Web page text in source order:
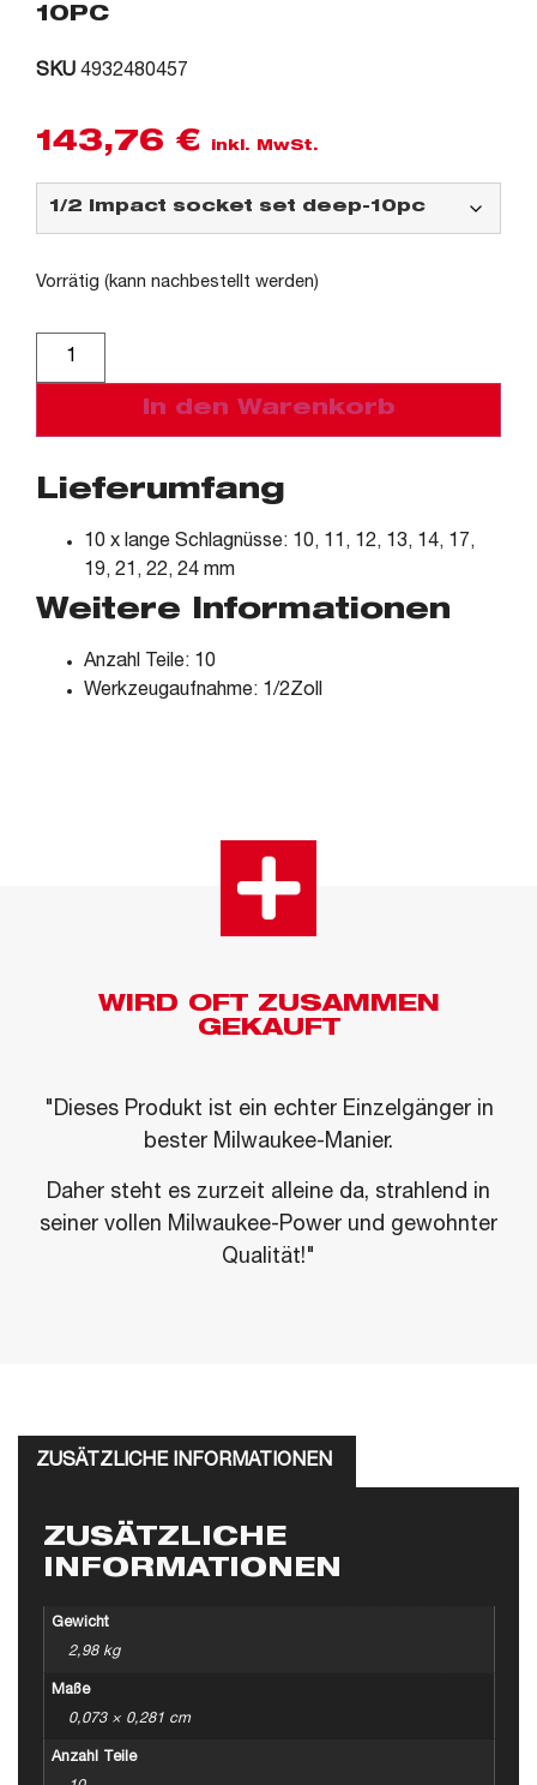
10PC
SKU 4932480457
143,76 € inkl. MwSt.
Vorrätig (kann nachbestellt werden)
In den Warenkorb
Lieferumfang
10 x lange Schlagnüsse: 10, 11, 12, 13, 14, 17,
19, 21, 22, 24 mm
Weitere Informationen
Anzahl Teile: 10
Werkzeugaufnahme: 1/2Zoll
WIRD OFT ZUSAMMEN
GEKAUFT
"Dieses Produkt ist ein echter Einzelgänger in
bester Milwaukee-Manier.
Daher steht es zurzeit alleine da, strahlend in
seiner vollen Milwaukee-Power und gewohnter
Qualität!"
ZUSÄTZLICHE INFORMATIONEN
ZUSÄTZLICHE
INFORMATIONEN
Gewicht
2,98 kg
Maße
0,073 × 0,281 cm
Anzahl Teile